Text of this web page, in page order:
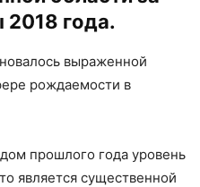
года.
выраженной
рождаемости в
прошлого года уровень
является существенной